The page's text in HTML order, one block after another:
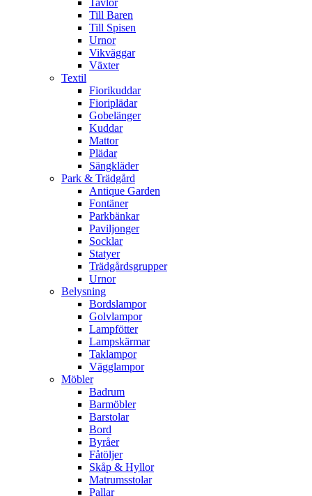
Tavlor
Till Baren
Till Spisen
Urnor
Vikväggar
Växter
Textil
Fiorikuddar
Fioriplädar
Gobelänger
Kuddar
Mattor
Plädar
Sängkläder
Park & Trädgård
Antique Garden
Fontäner
Parkbänkar
Paviljonger
Socklar
Statyer
Trädgårdsgrupper
Urnor
Belysning
Bordslampor
Golvlampor
Lampfötter
Lampskärmar
Taklampor
Vägglampor
Möbler
Badrum
Barmöbler
Barstolar
Bord
Byråer
Fåtöljer
Skåp & Hyllor
Matrumsstolar
Pallar